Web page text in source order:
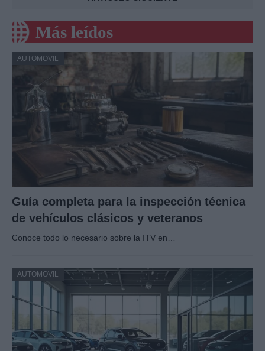
Más leídos
AUTOMOVIL
Guía completa para la inspección técnica
de vehículos clásicos y veteranos
Conoce todo lo necesario sobre la ITV en…
AUTOMOVIL